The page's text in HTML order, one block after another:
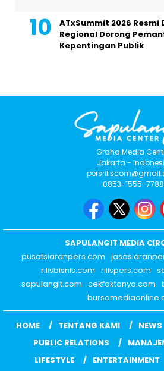
ATxSummit 2026 Resmi
Regional Dorong
Kepentingan Publik
Graha Media
Jakarta -
0853-1555-7788
SAPULANGIT MEDIA
pusatsiaranpers.com
rilisbisnis.com rilispers.com
sapulangit.com cekfaktanya.com
HOME TENTANG KAMI NEWS
PUBLIC RELATIONS
LIFESTYLE
ENTERTAINMENT